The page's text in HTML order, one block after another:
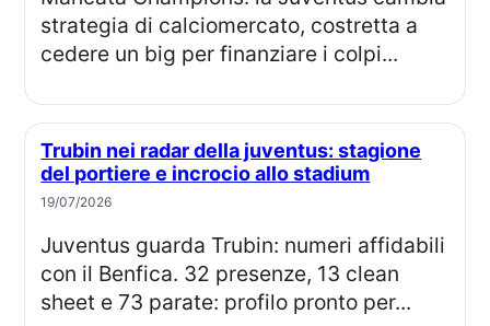
strategia di calciomercato, costretta a
cedere un big per finanziare i colpi...
Trubin nei radar della juventus: stagione
del portiere e incrocio allo stadium
19/07/2026
Juventus guarda Trubin: numeri affidabili
con il Benfica. 32 presenze, 13 clean
sheet e 73 parate: profilo pronto per...